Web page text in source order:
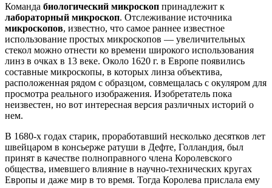
Команда биологический микроскоп принадлежит к
лабораторный микроскоп. Отслеживание источника
микроскопов, известно, что самое раннее известное
использование простых микроскопов — увеличительных
стекол можно отнести ко времени широкого использования
линз в очках в 13 веке. Около 1620 г. в Европе появились
составные микроскопы, в которых линза объектива,
расположенная рядом с образцом, совмещалась с окуляром для
просмотра реального изображения. Изобретатель пока
неизвестен, но вот интересная версия различных историй о
нем.
В 1680-х годах старик, проработавший несколько десятков лет
швейцаром в консьерже ратуши в Дефте, Голландия, был
принят в качестве полноправного члена Королевского
общества, имевшего влияние в научно-технических кругах
Европы и даже мир в то время. Тогда Королева прислала ему